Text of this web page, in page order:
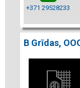
+371 29528233
B Grīdas,